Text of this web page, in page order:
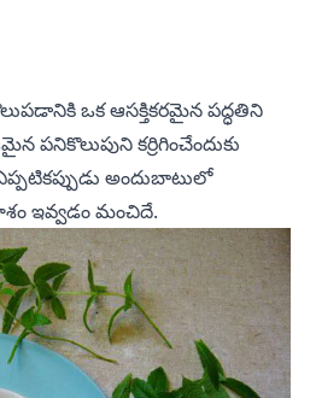
ఒక ఆసక్తికరమైన పద్ధతిని
పనికొలుపుని కర్రిగించేందుకు
అందుబాటులో
ఇవ్వడం మంచిదే.